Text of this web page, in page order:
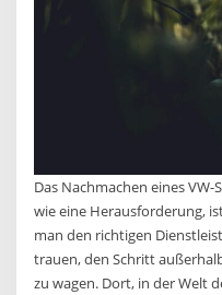
Das Nachmachen eines
wie eine Herausforderung,
man den richtigen
trauen, den Schritt
zu wagen. Dort, in der Welt